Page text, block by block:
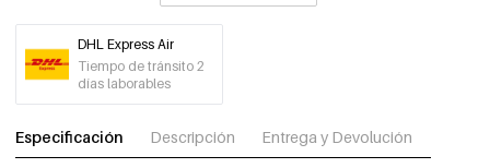
DHL Express Air
Tiempo de tránsito 2
días laborables
Especificación Descripción Entrega y Devolución